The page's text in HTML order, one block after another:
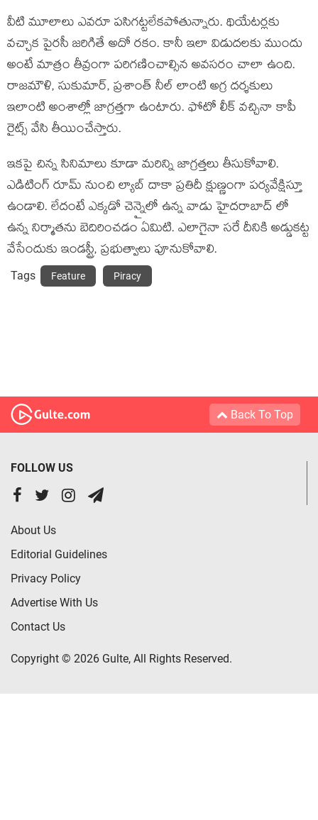
వీటి మూలాలు ఎవరూ పసిగట్టలేకపోతున్నారు. థియేటర్లకు
వచ్చాక పైరసీ జరిగితే అదో రకం. కానీ ఇలా విడుదలకు ముందు
అంటే మాత్రం తీవ్రంగా పరిగణించాల్సిన అవసరం చాలా ఉంది.
రాజమౌళి, సుకుమార్, ప్రశాంత్ నీల్ లాంటి అగ్ర దర్శకులు
ఇలాంటి అంశాల్లో జాగ్రత్తగా ఉంటారు. ఫోటో లీక్ వచ్చినా కాపీ
రైట్స్ వేసి తీయించేస్తారు.
ఇకపై చిన్న సినిమాలు కూడా మరిన్ని జాగ్రత్తలు తీసుకోవాలి.
ఎడిటింగ్ రూమ్ నుంచి ల్యాబ్ దాకా ప్రతిదీ క్షుణ్ణంగా పర్యవేక్షిస్తూ
ఉండాలి. లేదంటే ఎక్కడో చెన్నైలో ఉన్న వాడు హైదరాబాద్ లో
ఉన్న నిర్మాతను బెదిరించడం ఏమిటి. ఎలాగైనా సరే దీనికి అడ్డుకట్ట
వేసేందుకు ఇండస్ట్రీ, ప్రభుత్వాలు పూనుకోవాలి.
Tags Feature Piracy
Back To Top
FOLLOW US
About Us
Editorial Guidelines
Privacy Policy
Advertise With Us
Contact Us
Copyright © 2026 Gulte, All Rights Reserved.